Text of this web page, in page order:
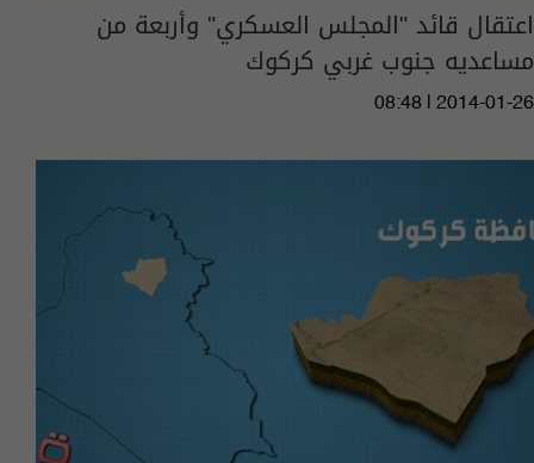
اعتقال قائد "المجلس العسكري" وأربعة من
مساعديه جنوب غربي كركوك
08:48 | 2014-01-26